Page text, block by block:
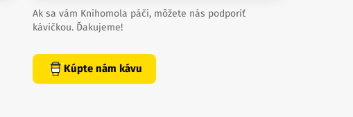
Ak sa vám Knihomola páči, môžete nás podporiť
kávičkou. Ďakujeme!
Kúpte nám kávu